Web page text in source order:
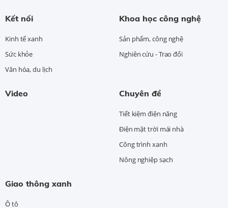
Kết nối
Kinh tế xanh
Sức khỏe
Văn hóa, du lịch
Khoa học công nghệ
Sản phẩm, công nghệ
Nghiên cứu - Trao đổi
Video Chuyên đề
Tiết kiệm điện năng
Điện mặt trời mái nhà
Công trình xanh
Nông nghiệp sạch
Giao thông xanh
Ô tô